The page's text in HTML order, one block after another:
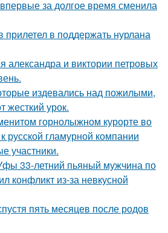
за долгое время сменила
в поддержать нурлана
александра и виктории петровых
издевались над пожилыми,
жесткий урок.
горнолыжном курорте во
русской гламурной компании
участники.
33-летний пьяный мужчина по
конфликт из-за невкусной
пять месяцев после родов